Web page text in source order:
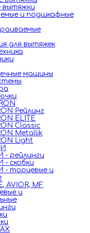
вытяжки
и подшкафные
для вытяжек
машины
Рейлинг
ELITE
Classic
Metallik
Light
- рейлинги
- скобки
- торцевые и
AVIOR, MF
и